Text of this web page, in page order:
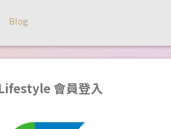
Blog
會員登入